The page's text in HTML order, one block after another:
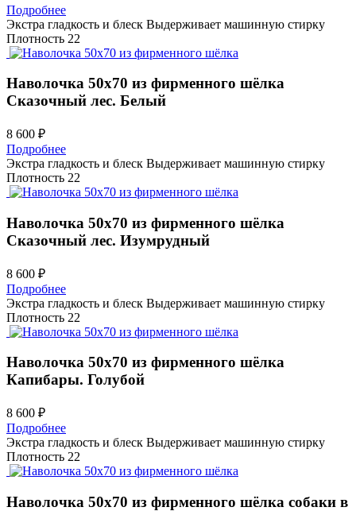
Подробнее
Экстра гладкость и блеск Выдерживает машинную стирку
Плотность 22
Наволочка 50х70 из фирменного шёлка
Сказочный лес. Белый
8 600 ₽
Подробнее
Экстра гладкость и блеск Выдерживает машинную стирку
Плотность 22
Наволочка 50х70 из фирменного шёлка
Сказочный лес. Изумрудный
8 600 ₽
Подробнее
Экстра гладкость и блеск Выдерживает машинную стирку
Плотность 22
Наволочка 50х70 из фирменного шёлка
Капибары. Голубой
8 600 ₽
Подробнее
Экстра гладкость и блеск Выдерживает машинную стирку
Плотность 22
Наволочка 50х70 из фирменного шёлка собаки в